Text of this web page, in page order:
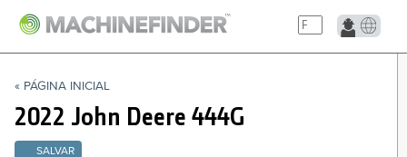
« PÁGINA INICIAL
2022 John Deere 444G
SALVAR
NAVIGATION LINKS